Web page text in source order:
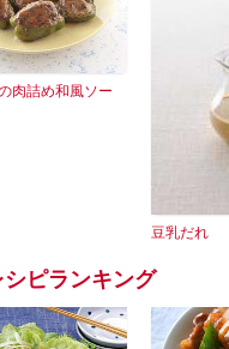
肉詰め和風ソー
豆乳だれ
シピランキング